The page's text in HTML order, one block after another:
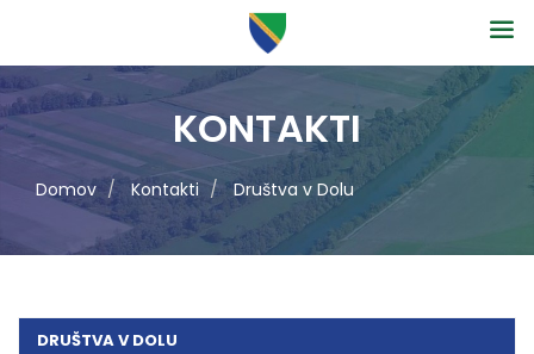
KONTAKTI
Domov Kontakti Društva v Dolu
DRUŠTVA V DOLU